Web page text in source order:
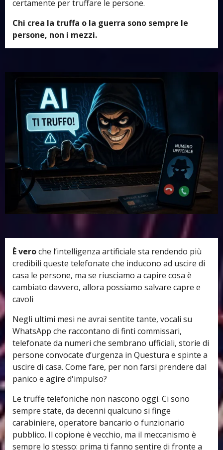
certamente per truffare le persone.
Chi crea la truffa o la guerra sono sempre le
persone, non i mezzi.
È veroche l’intelligenza artificiale sta rendendo più
credibili queste telefonate che inducono ad uscire di
casa le persone, ma se riusciamo a capire cosa è
cambiato davvero, allora possiamo salvare capre e
cavoli
Negli ultimi mesi ne avrai sentite tante, vocali su
WhatsApp che raccontano di finti commissari,
telefonate da numeri che sembrano ufficiali, storie di
persone convocate d’urgenza in Questura e spinte a
uscire di casa. Come fare, per non farsi prendere dal
panico e agire d'impulso?
Le truffe telefoniche non nascono oggi. Ci sono
sempre state, da decenni qualcuno si finge
carabiniere, operatore bancario o funzionario
pubblico. Il copione è vecchio, ma il meccanismo è
sempre lo stesso: prima ti fanno sentire di fronte a